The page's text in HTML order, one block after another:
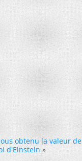
obtenu la valeur de
d'Einstein »